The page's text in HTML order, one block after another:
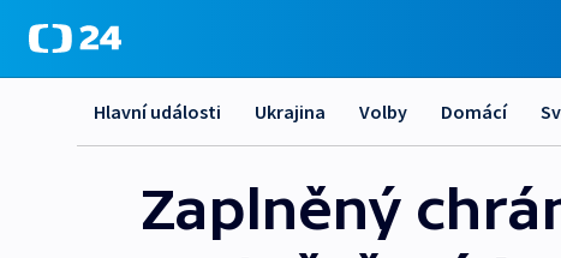
Hlavní události Ukrajina Volby Domácí
Zaplněný